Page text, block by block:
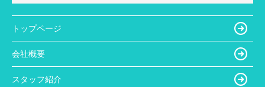
トップページ
会社概要
スタッフ紹介